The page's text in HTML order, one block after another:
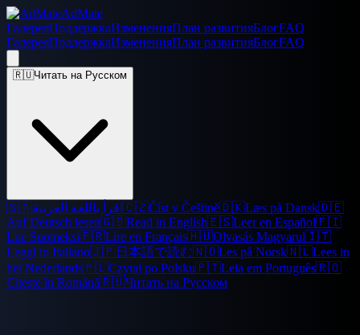
AdMate
ГалереяПоддержкаИзмененияПлан развитияБлогFAQ
ГалереяПоддержкаИзмененияПлан развитияБлогFAQ
🇷🇺Читать на Русском
🇸🇦اقرأ باللغة العربية 🇨🇿Číst v Češtině🇩🇰Læs på Dansk🇩🇪
Auf Deutsch lesen🇬🇧Read in English🇪🇸Leer en Español🇫🇮
Lue Suomeksi🇫🇷Lire en Français🇭🇺Olvasás Magyarul🇮🇹
Leggi in Italiano🇯🇵日本語で読む🇳🇴Les på Norsk🇳🇱Lees in
het Nederlands🇵🇱Czytaj po Polsku🇵🇹Leia em Português🇷🇴
Citește în Română🇷🇺Читать на Русском